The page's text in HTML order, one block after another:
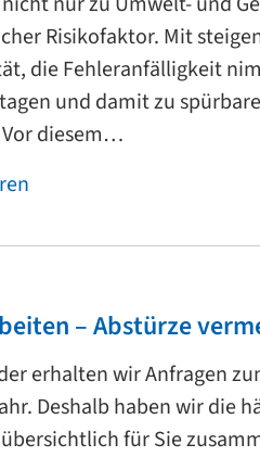
Risikofaktor. Mit
die Fehleranfälligkeit
und damit zu
diesem…
– Abstürze
erhalten wir Anfragen
Deshalb haben wir die
für Sie